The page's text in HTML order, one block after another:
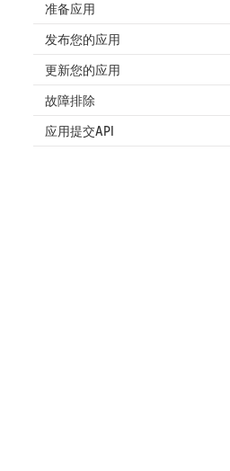
准备应用
发布您的应用
更新您的应用
故障排除
应用提交API